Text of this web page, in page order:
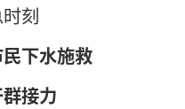
刻
下水施救
接力